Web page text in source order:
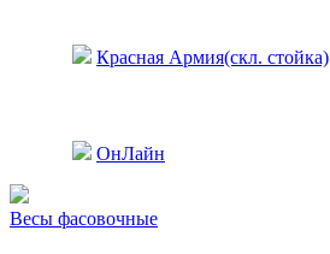
Красная Армия(скл. стойка)
ОнЛайн
Весы фасовочные